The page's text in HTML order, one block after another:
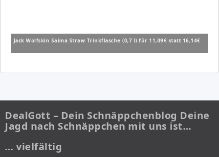
Jack Wolfskin Saima Straw Trinkflasche (0,7 l) für 11,09€ statt 16,14€
DealGott – Dein Schnäppchenblog Deine
Jagd nach Schnäppchen mit uns ist…
… vielfältig